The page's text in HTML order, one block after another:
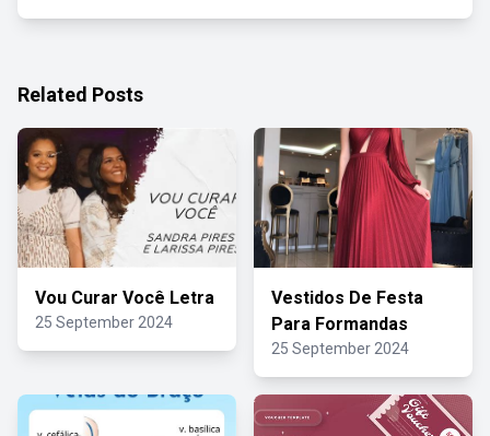
Related Posts
Vou Curar Você Letra
25 September 2024
Vestidos De Festa
Para Formandas
25 September 2024